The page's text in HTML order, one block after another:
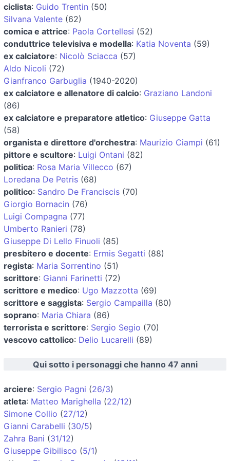
ciclista: Guido Trentin (50)
Silvana Valente (62)
comica e attrice: Paola Cortellesi (52)
conduttrice televisiva e modella: Katia Noventa (59)
ex calciatore: Nicolò Sciacca (57)
Aldo Nicoli (72)
Gianfranco Garbuglia (1940-2020)
ex calciatore e allenatore di calcio: Graziano Landoni
(86)
ex calciatore e preparatore atletico: Giuseppe Gatta
(58)
organista e direttore d'orchestra: Maurizio Ciampi (61)
pittore e scultore: Luigi Ontani (82)
politica: Rosa Maria Villecco (67)
Loredana De Petris (68)
politico: Sandro De Franciscis (70)
Giorgio Bornacin (76)
Luigi Compagna (77)
Umberto Ranieri (78)
Giuseppe Di Lello Finuoli (85)
presbitero e docente: Ermis Segatti (88)
regista: Maria Sorrentino (51)
scrittore: Gianni Farinetti (72)
scrittore e medico: Ugo Mazzotta (69)
scrittore e saggista: Sergio Campailla (80)
soprano: Maria Chiara (86)
terrorista e scrittore: Sergio Segio (70)
vescovo cattolico: Delio Lucarelli (89)
Qui sotto i personaggi che hanno 47 anni
arciere: Sergio Pagni (26/3)
atleta: Matteo Marighella (22/12)
Simone Collio (27/12)
Gianni Carabelli (30/5)
Zahra Bani (31/12)
Giuseppe Gibilisco (5/1)